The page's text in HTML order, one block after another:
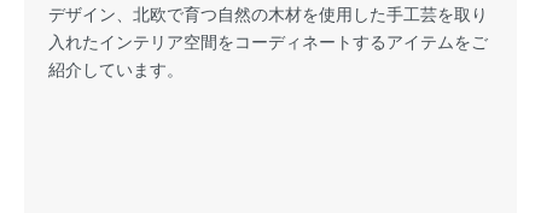
デザイン、北欧で育つ自然の木材を使用した手工芸を取り
入れたインテリア空間をコーディネートするアイテムをご
紹介しています。